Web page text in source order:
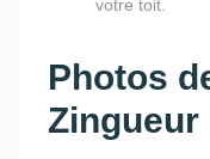
votre toit.
Photos
Zingueur